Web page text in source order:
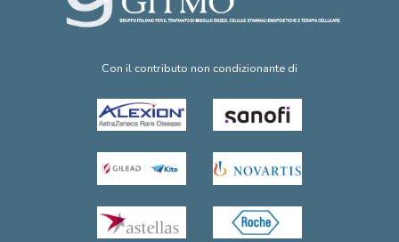
Con il contributo non condizionante di